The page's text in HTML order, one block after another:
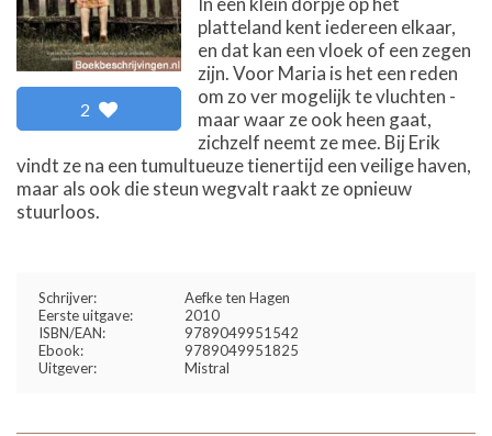
2
platteland kent iedereen elkaar,
en dat kan een vloek of een zegen
zijn. Voor Maria is het een reden
om zo ver mogelijk te vluchten -
maar waar ze ook heen gaat,
zichzelf neemt ze mee. Bij Erik
vindt ze na een tumultueuze tienertijd een veilige haven,
maar als ook die steun wegvalt raakt ze opnieuw
stuurloos.
Schrijver:
Aefke ten Hagen
Eerste uitgave:
2010
ISBN/EAN:
9789049951542
Ebook:
9789049951825
Uitgever:
Mistral